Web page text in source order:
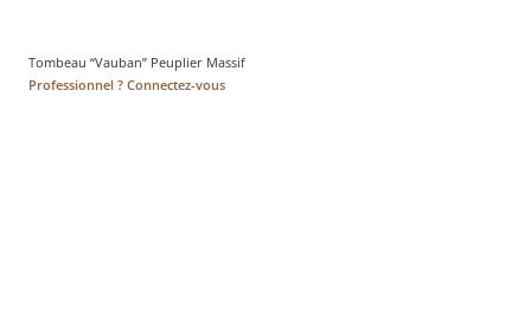
Tombeau “Vauban” Peuplier Massif
Professionnel ? Connectez-vous